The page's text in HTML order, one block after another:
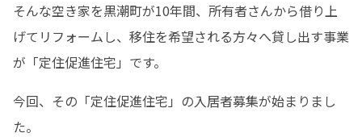
そんな空き家を黒潮町が10年間、所有者さんから借り上
げてリフォームし、移住を希望される方々へ貸し出す事業
が「定住促進住宅」です。
今回、その「定住促進住宅」の入居者募集が始まりまし
た。